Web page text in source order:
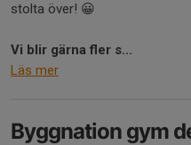
stolta över! 😀
Vi blir gärna fler s...
Läs mer
Byggnation gym